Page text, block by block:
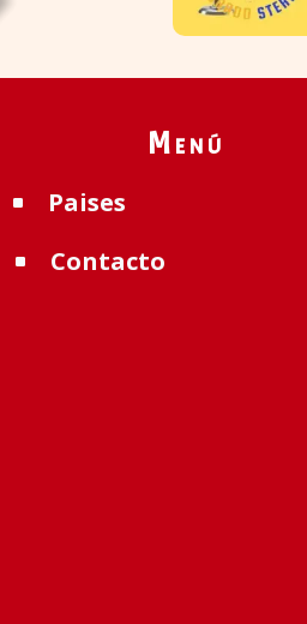
Menú
^ Paises
^ Contacto